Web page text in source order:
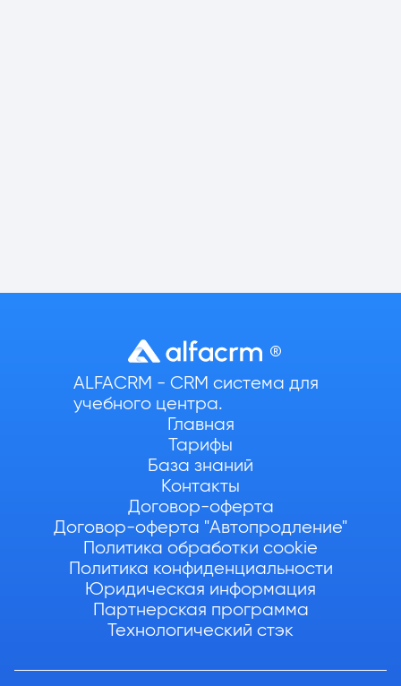
ALFACRM - CRM система для
учебного центра.
Главная
Тарифы
База знаний
Контакты
Договор-оферта
Договор-оферта "Автопродление"
Политика обработки cookie
Политика конфиденциальности
Юридическая информация
Партнерская программа
Технологический стэк